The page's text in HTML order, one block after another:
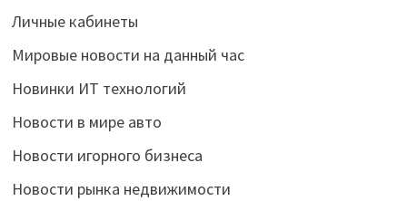
Личные кабинеты
Мировые новости на данный час
Новинки ИТ технологий
Новости в мире авто
Новости игорного бизнеса
Новости рынка недвижимости